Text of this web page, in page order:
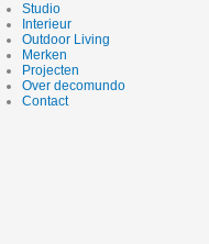
Studio
Interieur
Outdoor Living
Merken
Projecten
Over decomundo
Contact